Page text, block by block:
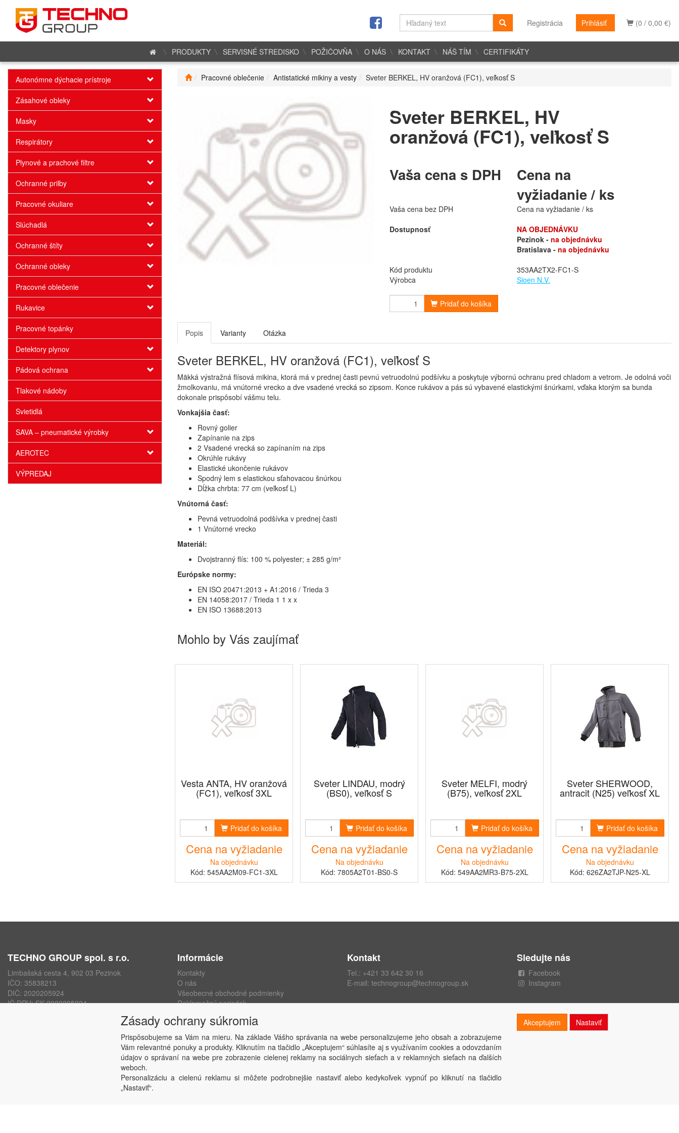
(0 / 0,00 €)
Registrácia Prihlásiť
PRODUKTY SERVISNÉ STREDISKO POŽIČOVŇA O NÁS KONTAKT NÁŠ TÍM CERTIFIKÁTY
Autonómne dýchacie prístroje
Zásahové obleky
Masky
Respirátory
Plynové a prachové filtre
Ochranné prilby
Pracovné okuliare
Slúchadlá
Ochranné štíty
Ochranné obleky
Pracovné oblečenie
Rukavice
Pracovné topánky
Detektory plynov
Pádová ochrana
Tlakové nádoby
Svietidlá
SAVA – pneumatické výrobky
AEROTEC
VÝPREDAJ
Pracovné oblečenie Antistatické mikiny a vesty Sveter BERKEL, HV oranžová (FC1), veľkosť S
Sveter BERKEL, HV
oranžová (FC1), veľkosť S
Vaša cena s DPH
Cena na
vyžiadanie / ks
Vaša cena bez DPH
Cena na vyžiadanie / ks
Dostupnosť
NA OBJEDNÁVKU
Pezinok - na objednávku
Bratislava - na objednávku
Kód produktu
353AA2TX2-FC1-S
Výrobca
Sioen N.V.
Pridať do košíka
Popis Varianty Otázka
Sveter BERKEL, HV oranžová (FC1), veľkosť S
Mäkká výstražná flísová mikina, ktorá má v prednej časti pevnú vetruodolnú podšívku a poskytuje výbornú ochranu pred chladom a vetrom. Je odolná voči
žmolkovaniu, má vnútorné vrecko a dve vsadené vrecká so zipsom. Konce rukávov a pás sú vybavené elastickými šnúrkami, vďaka ktorým sa bunda
dokonale prispôsobí vášmu telu.
Vonkajšia časť:
Rovný golier
Zapínanie na zips
2 Vsadené vrecká so zapínaním na zips
Okrúhle rukávy
Elastické ukončenie rukávov
Spodný lem s elastickou sťahovacou šnúrkou
Dĺžka chrbta: 77 cm (veľkosť L)
Vnútorná časť:
Pevná vetruodolná podšívka v prednej časti
1 Vnútorné vrecko
Materiál:
Dvojstranný flís: 100 % polyester; ± 285 g/m²
Európske normy:
EN ISO 20471:2013 + A1:2016 / Trieda 3
EN 14058:2017 / Trieda 1 1 x x
EN ISO 13688:2013
Mohlo by Vás zaujímať
Vesta ANTA, HV oranžová
(FC1), veľkosť 3XL
Pridať do košíka
Cena na vyžiadanie
Na objednávku
Kód: 545AA2M09-FC1-3XL
Sveter LINDAU, modrý
(BS0), veľkosť S
Pridať do košíka
Cena na vyžiadanie
Na objednávku
Kód: 7805A2T01-BS0-S
Sveter MELFI, modrý
(B75), veľkosť 2XL
Pridať do košíka
Cena na vyžiadanie
Na objednávku
Kód: 549AA2MR3-B75-2XL
Sveter SHERWOOD,
antracit (N25) veľkosť XL
Pridať do košíka
Cena na vyžiadanie
Na objednávku
Kód: 626ZA2TJP-N25-XL
TECHNO GROUP spol. s r.o.
Limbašská cesta 4, 902 03 Pezinok
IČO: 35838213
DIČ: 2020205924
IČ DPH: SK 2020205924
Informácie
Kontakty
O nás
Všeobecné obchodné podmienky
Reklamačný poriadok
Nastavenie súkromia
Odstúpenie od zmluvy
Kontakt
Tel.: +421 33 642 30 16
E-mail: technogroup@technogroup.sk
Sledujte nás
Facebook
Instagram
Copyright © TECHNO GROUP spol. s r.o.2026
Zásady ochrany súkromia
Prispôsobujeme sa Vám na mieru. Na základe Vášho správania na webe personalizujeme jeho obsah a zobrazujeme
Vám relevantné ponuky a produkty. Kliknutím na tlačidlo „Akceptujem“ súhlasíte aj s využívaním cookies a odovzdaním
údajov o správaní na webe pre zobrazenie cielenej reklamy na sociálnych sieťach a v reklamných sieťach na ďalších
weboch.
Personalizáciu a cielenú reklamu si môžete podrobnejšie nastaviť alebo kedykoľvek vypnúť po kliknutí na tlačidlo
„Nastaviť“.
Akceptujem Nastaviť